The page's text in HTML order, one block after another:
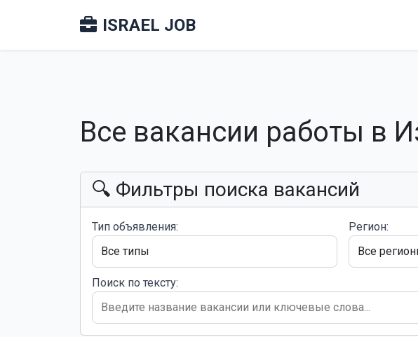
ISRAEL JOB
Все вакансии работы в
🔍 Фильтры поиска вакансий
Тип объявления: Регион:
Поиск по тексту: